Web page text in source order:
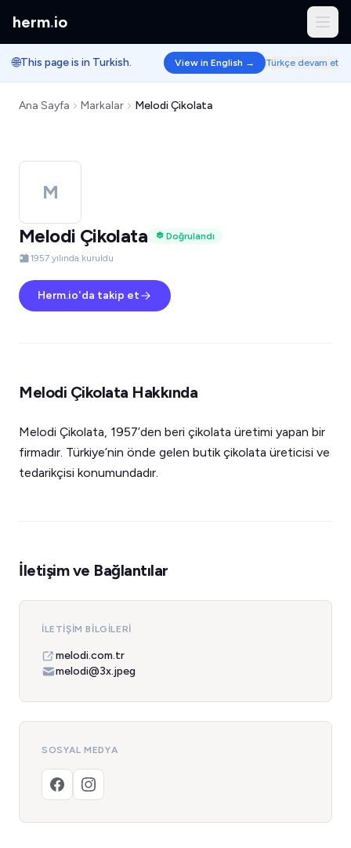
herm.io
🌐This page is in Turkish. View in English → Türkçe devam et
Ana Sayfa Markalar Melodi Çikolata
M
Melodi Çikolata
Doğrulandı
1957 yılında kuruldu
Herm.io'da takip et
Melodi Çikolata Hakkında
Melodi Çikolata, 1957’den beri çikolata üretimi yapan bir
firmadır. Türkiye’nin önde gelen butik çikolata üreticisi ve
tedarikçisi konumundadır.
İletişim ve Bağlantılar
İLETIŞIM BILGILERI
melodi.com.tr
melodi@3x.jpeg
SOSYAL MEDYA